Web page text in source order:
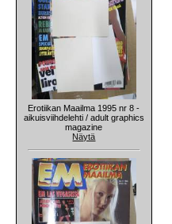
Erotiikan Maailma 1995 nr 8 -
aikuisviihdelehti / adult graphics
magazine
Näytä